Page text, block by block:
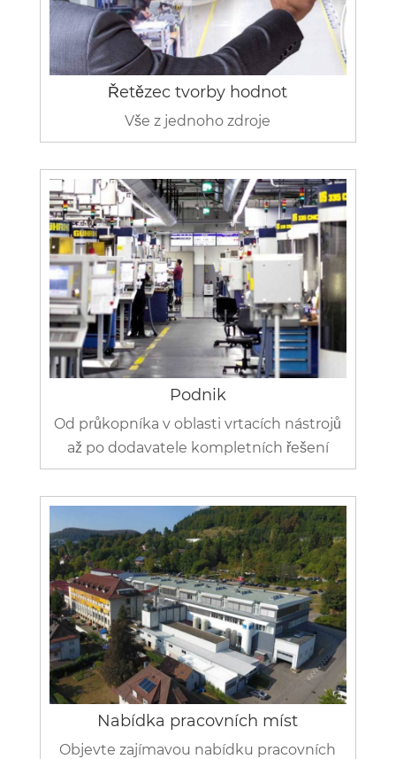
Řetězec tvorby hodnot
Vše z jednoho zdroje
Podnik
Od průkopníka v oblasti vrtacích nástrojů
až po dodavatele kompletních řešení
Nabídka pracovních míst
Objevte zajímavou nabídku pracovních